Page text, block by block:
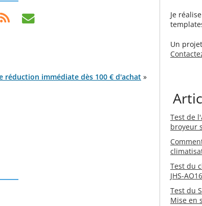
réduction immédiate dès 100 € d'achat »
Je
Un
Test de
broyeur
Test du
JHS-
Test du
Mise en